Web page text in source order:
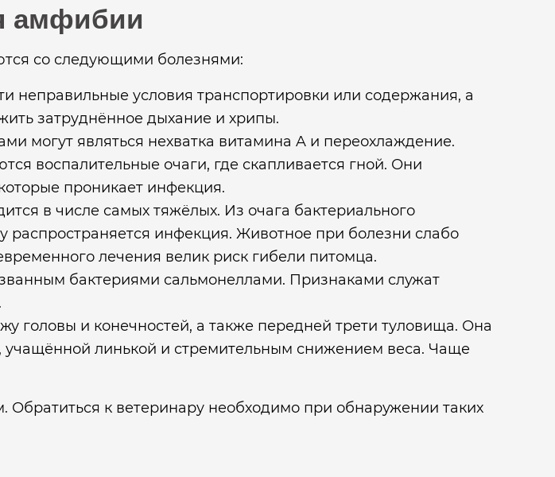
амфибии
со следующими болезнями:
неправильные условия транспортировки или содержания, а
затруднённое дыхание и хрипы.
могут являться нехватка витамина A и переохлаждение.
воспалительные очаги, где скапливается гной. Они
проникает инфекция.
в числе самых тяжёлых. Из очага бактериального
распространяется инфекция. Животное при болезни слабо
лечения велик риск гибели питомца.
бактериями сальмонеллами. Признаками служат
головы и конечностей, а также передней трети туловища. Она
линькой и стремительным снижением веса. Чаще
к ветеринару необходимо при обнаружении таких